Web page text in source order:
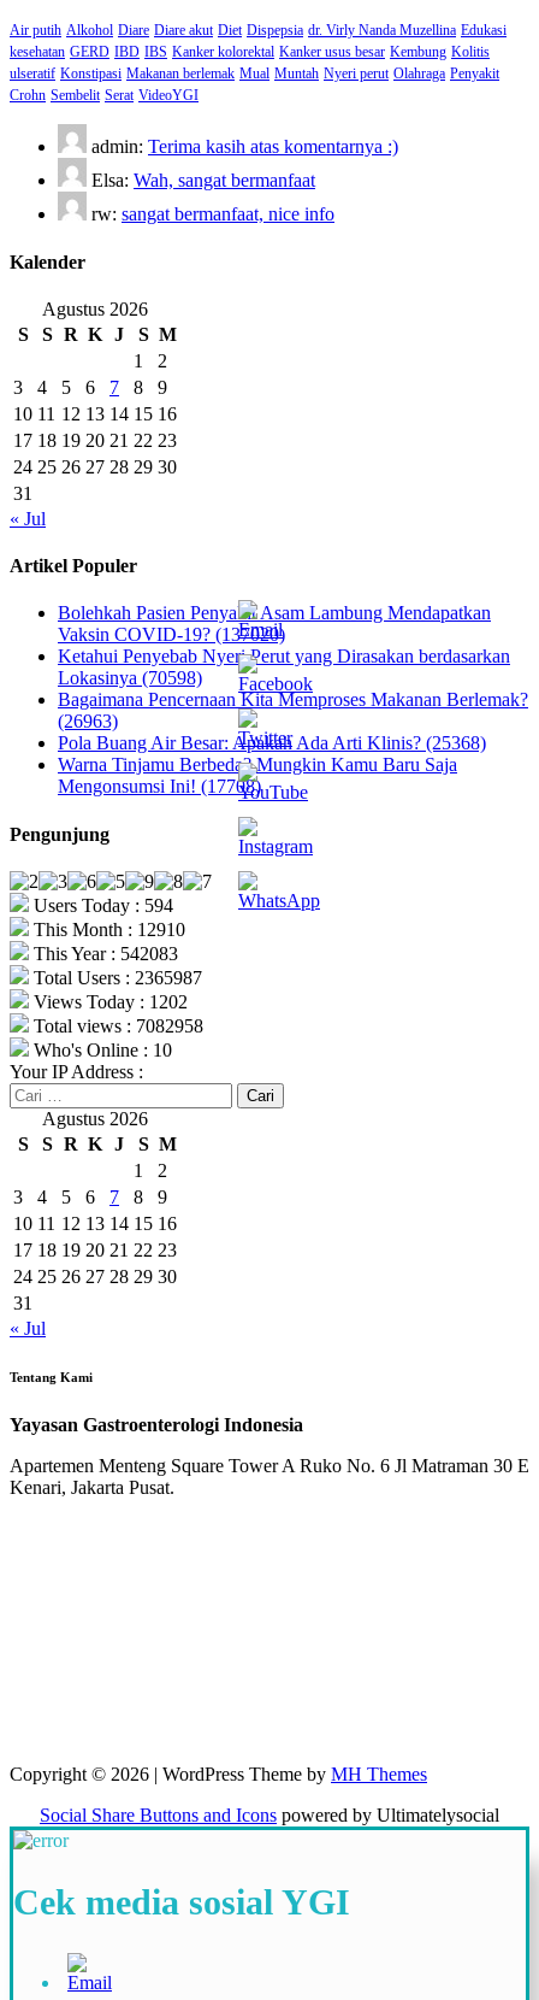
Air putih Alkohol Diare Diare akut Diet Dispepsia dr. Virly Nanda Muzellina Edukasi
kesehatan GERD IBD IBS Kanker kolorektal Kanker usus besar Kembung Kolitis
ulseratif Konstipasi Makanan berlemak Mual Muntah Nyeri perut Olahraga Penyakit
Crohn Sembelit Serat VideoYGI
admin: Terima kasih atas komentarnya :)
Elsa: Wah, sangat bermanfaat
rw: sangat bermanfaat, nice info
Kalender
Agustus 2026
S
S R K J S M
1
2
3
4 5 6 7 8
9
10 11 12 13 14 15 16
17 18 19 20 21 22 23
24 25 26 27 28 29 30
31
« Jul
Artikel Populer
Bolehkah Pasien Penyakit Asam Lambung Mendapatkan
Vaksin COVID-19? (137020)
Ketahui Penyebab Nyeri Perut yang Dirasakan berdasarkan
Lokasinya (70598)
Bagaimana Pencernaan Kita Memproses Makanan Berlemak?
(26963)
Pola Buang Air Besar: Apakah Ada Arti Klinis? (25368)
Warna Tinjamu Berbeda? Mungkin Kamu Baru Saja
Mengonsumsi Ini! (17708)
Pengunjung
Users Today : 594
This Month : 12910
This Year : 542083
Total Users : 2365987
Views Today : 1202
Total views : 7082958
Who's Online : 10
Your IP Address :
Cari
untuk:Agustus 2026
S
S R K J S M
1
2
3
4 5 6 7 8
9
10 11 12 13 14 15 16
17 18 19 20 21 22 23
24 25 26 27 28 29 30
31
« Jul
Tentang Kami
Yayasan Gastroenterologi Indonesia
Apartemen Menteng Square Tower A Ruko No. 6 Jl Matraman 30 E
Kenari, Jakarta Pusat.
Copyright © 2026 | WordPress Theme by MH Themes
Social Share Buttons and Icons powered by Ultimatelysocial
Cek media sosial YGI